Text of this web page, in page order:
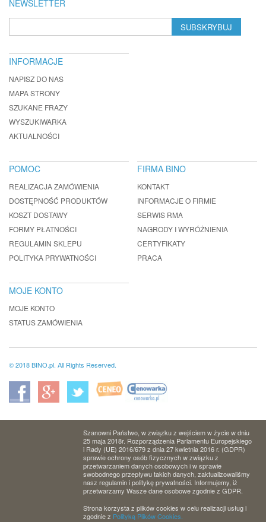
NEWSLETTER
SUBSKRYBUJ
INFORMACJE
NAPISZ DO NAS
MAPA STRONY
SZUKANE FRAZY
WYSZUKIWARKA
AKTUALNOŚCI
POMOC
REALIZACJA ZAMÓWIENIA
DOSTĘPNOŚĆ PRODUKTÓW
KOSZT DOSTAWY
FORMY PŁATNOŚCI
REGULAMIN SKLEPU
POLITYKA PRYWATNOŚCI
FIRMA BINO
KONTAKT
INFORMACJE O FIRMIE
SERWIS RMA
NAGRODY I WYRÓŻNIENIA
CERTYFIKATY
PRACA
MOJE KONTO
MOJE KONTO
STATUS ZAMÓWIENIA
© 2018 BINO.pl. All Rights Reserved.
Szanowni Państwo, w związku z wejściem w życie w dniu
25 maja 2018r. Rozporządzenia Parlamentu Europejskiego
i Rady (UE) 2016/679 z dnia 27 kwietnia 2016 r. (GDPR)
sprawie ochrony osób fizycznych w związku z
przetwarzaniem danych osobowych i w sprawie
swobodnego przepływu takich danych, zaktualizowaliśmy
nasz regulamin i politykę prywatności. Informujemy, iż
przetwarzamy Wasze dane osobowe zgodnie z GDPR.
Strona korzysta z plików cookies w celu realizacji usług i
zgodnie z Polityką Plików Cookies.